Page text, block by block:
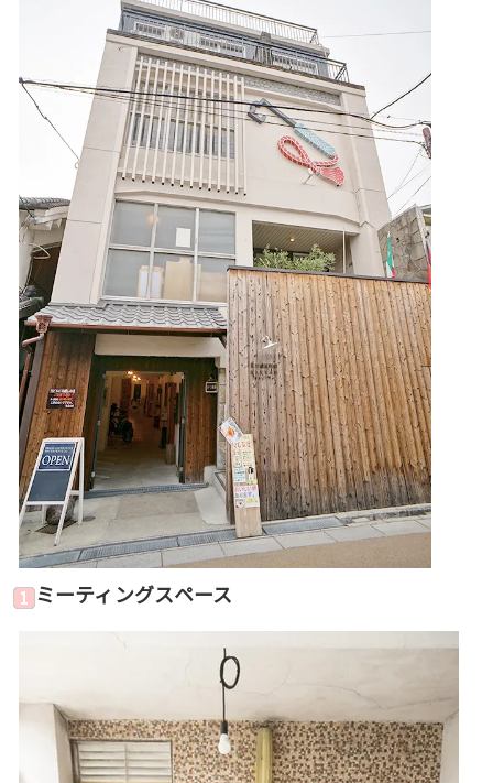
ミーティングスペース